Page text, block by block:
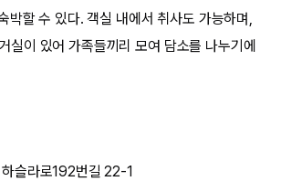
박할 수 있다. 객실 내에서 취사도 가능하며,
실이 있어 가족들끼리 모여 담소를 나누기에
슬라로192번길 22-1